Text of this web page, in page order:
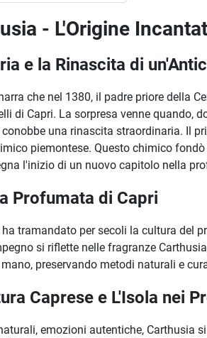
- L'Origine
e la Rinascita di
che nel 1380, il padre priore della
di Capri. La sorpresa venne quando,
una rinascita straordinaria. Il
piemontese. Questo chimico
l'inizio di un nuovo capitolo nella
Profumata di Capri
tramandato per secoli la cultura del
si riflette nelle fragranze
preservando metodi naturali e
Caprese e L'Isola nei
emozioni autentiche, Carthusia